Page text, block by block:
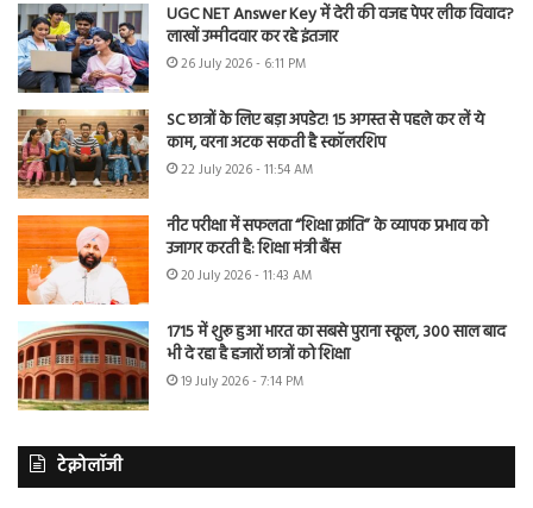
UGC NET Answer Key में देरी की वजह पेपर लीक विवाद?
लाखों उम्मीदवार कर रहे इंतजार
26 July 2026 - 6:11 PM
SC छात्रों के लिए बड़ा अपडेट! 15 अगस्त से पहले कर लें ये
काम, वरना अटक सकती है स्कॉलरशिप
22 July 2026 - 11:54 AM
नीट परीक्षा में सफलता “शिक्षा क्रांति” के व्यापक प्रभाव को
उजागर करती है: शिक्षा मंत्री बैंस
20 July 2026 - 11:43 AM
1715 में शुरू हुआ भारत का सबसे पुराना स्कूल, 300 साल बाद
भी दे रहा है हजारों छात्रों को शिक्षा
19 July 2026 - 7:14 PM
टेक्नोलॉजी